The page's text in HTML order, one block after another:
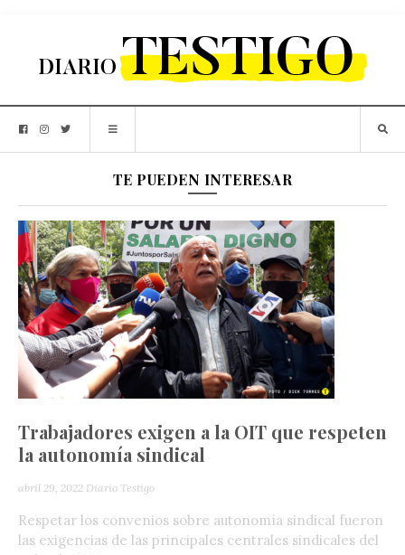
TE PUEDEN INTERESAR
Trabajadores exigen a la OIT que respeten
la autonomía sindical
abril 29, 2022 Diario Testigo
Respetar los convenios sobre autonomía sindical fueron
las exigencias de las principales centrales sindicales del